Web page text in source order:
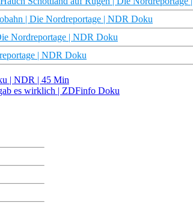
| Die Nordreportage | NDR Doku
Nordreportage | NDR Doku
| NDR Doku
| NDR | 45 Min
es wirklich | ZDFinfo Doku